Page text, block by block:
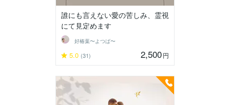
誰にも言えない愛の苦しみ、霊視
にて見定めます
好椿葉〜よつば〜
5.0 (31) 2,500円